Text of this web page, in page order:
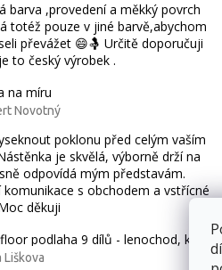
barva ,provedení a měkký povrch
totéž pouze v jiné barvě,abychom
převážet 😄🤱 Určitě doporučuji
to český výrobek .
na míru
produktu je 5 z 5 hvězdiček.
Novotný
poklonu před celým vaším
je skvělá, výborně drží na
odpovídá mým představám.
komunikace s obchodem a vstřícné
děkuji
produktu je 5 z 5 hvězdiček.
Liškova